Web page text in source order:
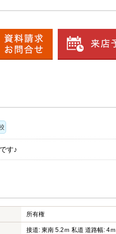
す♪
所有権
接道: 東南 5.2ｍ 私道 道路幅: 4ｍ